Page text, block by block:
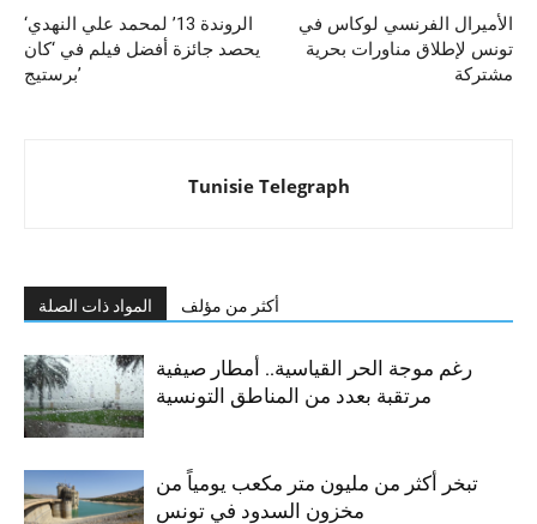
‘الروندة 13’ لمحمد علي النهدي
يحصد جائزة أفضل فيلم في ‘كان
برستيج’
الأميرال الفرنسي لوكاس في
تونس لإطلاق مناورات بحرية
مشتركة
Tunisie Telegraph
المواد ذات الصلة أكثر من مؤلف
رغم موجة الحر القياسية.. أمطار صيفية
مرتقبة بعدد من المناطق التونسية
تبخر أكثر من مليون متر مكعب يومياً من
مخزون السدود في تونس